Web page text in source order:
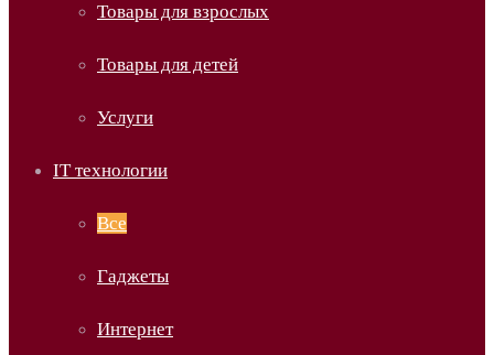
Товары для взрослых
Товары для детей
Услуги
IT технологии
Все
Гаджеты
Интернет